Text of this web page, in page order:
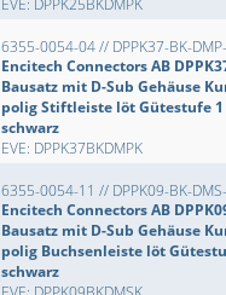
EVE: DPPK25BKDMPK
6355-0054-04 // DPPK37-BK-
Encitech Connectors AB
Bausatz mit D-Sub Gehäuse
polig Stiftleiste löt Gütestufe
schwarz
EVE: DPPK37BKDMPK
6355-0054-11 // DPPK09-BK-
Encitech Connectors AB
Bausatz mit D-Sub Gehäuse
polig Buchsenleiste löt
schwarz